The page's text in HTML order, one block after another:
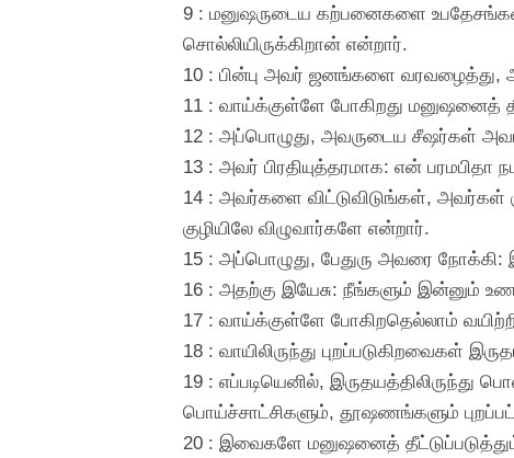
9 : மனுஷருடைய கற்பனைகளை
சொல்லியிருக்கிறான் என்றார்.
10 : பின்பு அவர் ஜனங்களை
11 : வாய்க்குள்ளே போகிறது மனுஷனைத்
12 : அப்பொழுது, அவருடைய சீஷர்கள்
13 : அவர் பிரதியுத்தரமாக: என் பரமபிதா
14 : அவர்களை விட்டுவிடுங்கள், அவர்கள்
குழியிலே விழுவார்களே என்றார்.
15 : அப்பொழுது, பேதுரு அவரை
16 : அதற்கு இயேசு: நீங்களும் இன்னும்
17 : வாய்க்குள்ளே போகிறதெல்லாம்
18 : வாயிலிருந்து புறப்படுகிறவைகள்
19 : எப்படியெனில்,
பொய்ச்சாட்சிகளும், தூஷணங்களும்
20 : இவைகளே மனுஷனைத்